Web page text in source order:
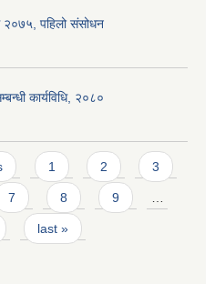
२०७५, पहिलो संसोधन
कार्यविधि, २०८०
1 2 3
7 8 9 …
last »